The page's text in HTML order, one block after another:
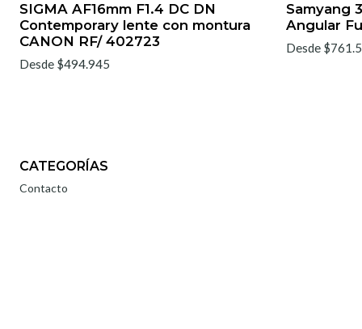
SIGMA AF16mm F1.4 DC DN
Contemporary lente con montura
CANON RF/ 402723
Desde $494.945
Samyang
Angular
Desde
CATEGORÍAS
Contacto